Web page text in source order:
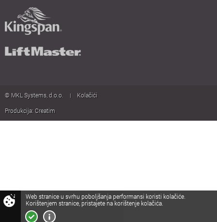
© MKL Systems, d.o.o. |
Kolačići
Produkcija:Creatim
Web stranice u svrhu poboljšanja performansi koristi kolačiće.
Korištenjem stranice, pristajete na korištenje kolačića.
Web stranice u svrhu poboljšanja performansi koristi kolačiće.
Korištenjem stranice, pristajete na korištenje kolačića.